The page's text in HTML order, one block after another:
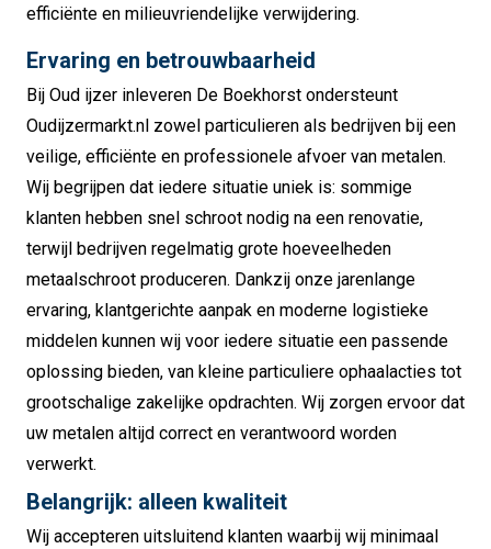
efficiënte en milieuvriendelijke verwijdering.
Ervaring en betrouwbaarheid
Bij Oud ijzer inleveren De Boekhorst ondersteunt
Oudijzermarkt.nl zowel particulieren als bedrijven bij een
veilige, efficiënte en professionele afvoer van metalen.
Wij begrijpen dat iedere situatie uniek is: sommige
klanten hebben snel schroot nodig na een renovatie,
terwijl bedrijven regelmatig grote hoeveelheden
metaalschroot produceren. Dankzij onze jarenlange
ervaring, klantgerichte aanpak en moderne logistieke
middelen kunnen wij voor iedere situatie een passende
oplossing bieden, van kleine particuliere ophaalacties tot
grootschalige zakelijke opdrachten. Wij zorgen ervoor dat
uw metalen altijd correct en verantwoord worden
verwerkt.
Belangrijk: alleen kwaliteit
Wij accepteren uitsluitend klanten waarbij wij minimaal